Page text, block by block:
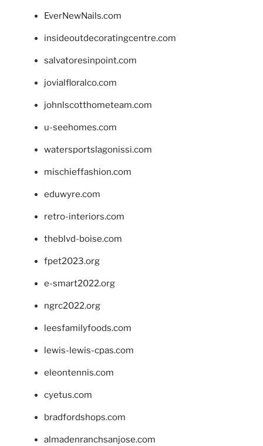
EverNewNails.com
insideoutdecoratingcentre.com
salvatoresinpoint.com
jovialfloralco.com
johnlscotthometeam.com
u-seehomes.com
watersportslagonissi.com
mischieffashion.com
eduwyre.com
retro-interiors.com
theblvd-boise.com
fpet2023.org
e-smart2022.org
ngrc2022.org
leesfamilyfoods.com
lewis-lewis-cpas.com
eleontennis.com
cyetus.com
bradfordshops.com
almadenranchsanjose.com